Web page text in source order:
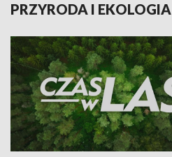
PRZYRODA I EKOLOGIA